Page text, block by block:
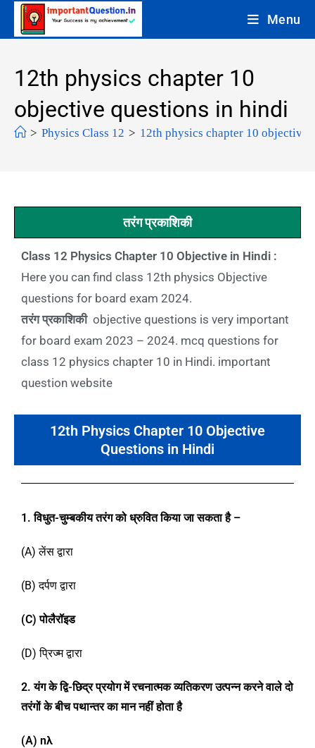
Menu
12th physics chapter 10
objective questions in hindi
> Physics Class 12 > 12th physics chapter 10 objective
तरंग प्रकाशिकी
Class 12 Physics Chapter 10 Objective in Hindi :
Here you can find class 12th physics Objective
questions for board exam 2024.
तरंग प्रकाशिकी objective questions is very important
for board exam 2023 – 2024. mcq questions for
class 12 physics chapter 10 in Hindi. important
question website
12th Physics Chapter 10 Objective
Questions in Hindi
1. विधुत-चुम्बकीय तरंग को ध्रुवित किया जा सकता है–
(A) लेंस द्वारा
(B) दर्पण द्वारा
(C)पोलैरॉइड
(D) प्रिज्म द्वारा
2. यंग के द्वि-छिद्र प्रयोग में रचनात्मक व्यतिकरण उत्पन्न करने वाले दो
तरंगों के बीच पथान्तर का मान नहीं होता है
(A) nλ